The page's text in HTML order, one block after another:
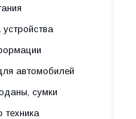
автомобилей
сумки